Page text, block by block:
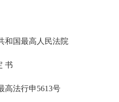
国最高人民法院
书
法行申5613号